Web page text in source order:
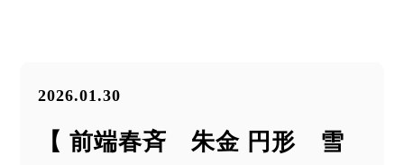
2026.01.30
【 前端春斉 朱金 円形 雪